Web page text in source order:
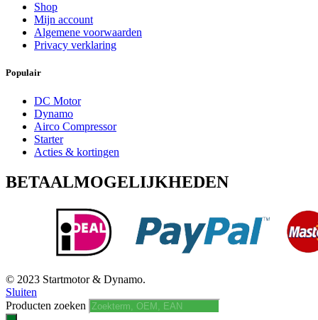
Shop
Mijn account
Algemene voorwaarden
Privacy verklaring
Populair
DC Motor
Dynamo
Airco Compressor
Starter
Acties & kortingen
BETAALMOGELIJKHEDEN
© 2023 Startmotor & Dynamo.
Sluiten
Producten zoeken